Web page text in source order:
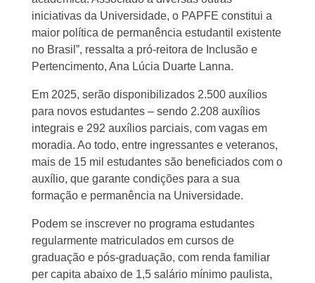
iniciativas da Universidade, o PAPFE constitui a
maior política de permanência estudantil existente
no Brasil”, ressalta a pró-reitora de Inclusão e
Pertencimento, Ana Lúcia Duarte Lanna.
Em 2025, serão disponibilizados 2.500 auxílios
para novos estudantes – sendo 2.208 auxílios
integrais e 292 auxílios parciais, com vagas em
moradia. Ao todo, entre ingressantes e veteranos,
mais de 15 mil estudantes são beneficiados com o
auxílio, que garante condições para a sua
formação e permanência na Universidade.
Podem se inscrever no programa estudantes
regularmente matriculados em cursos de
graduação e pós-graduação, com renda familiar
per capita abaixo de 1,5 salário mínimo paulista,